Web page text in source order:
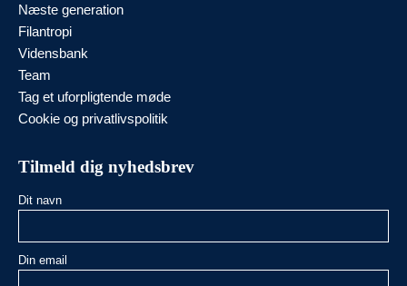
Næste generation
Filantropi
Vidensbank
Team
Tag et uforpligtende møde
Cookie og privatlivspolitik
Tilmeld dig nyhedsbrev
Dit navn
Din email